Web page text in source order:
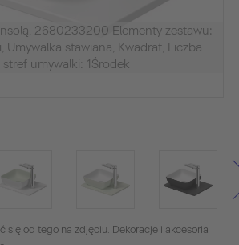
2680233200 Elementy zestawu:
Umywalka stawiana, Kwadrat, Liczba
stref umywalki: 1Środek
się od tego na zdjęciu. Dekoracje i akcesoria